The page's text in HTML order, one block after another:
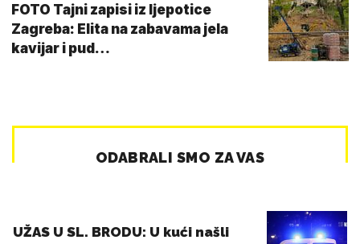
FOTO Tajni zapisi iz ljepotice
Zagreba: Elita na zabavama jela
kavijar i pud…